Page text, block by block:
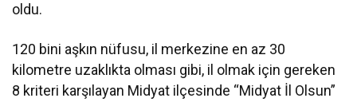
oldu.
120 bini aşkın nüfusu, il merkezine en az 30
kilometre uzaklıkta olması gibi, il olmak için gereken
8 kriteri karşılayan Midyat ilçesinde “Midyat İl Olsun”